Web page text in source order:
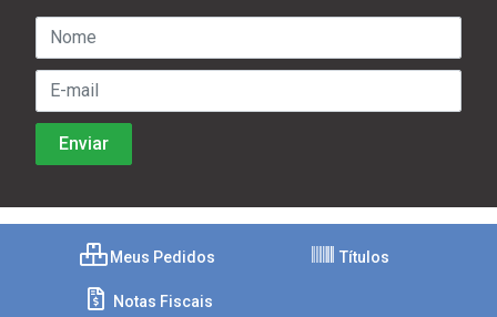
Meus Pedidos Títulos
Notas Fiscais